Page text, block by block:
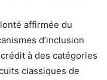
affirmée du
d’inclusion
à des catégories
classiques de